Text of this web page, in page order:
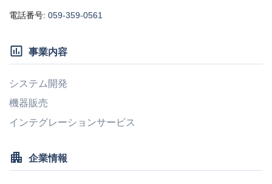
電話番号: 059-359-0561
insert_chart_outlined 事業内容
システム開発
機器販売
インテグレーションサービス
apartment 企業情報